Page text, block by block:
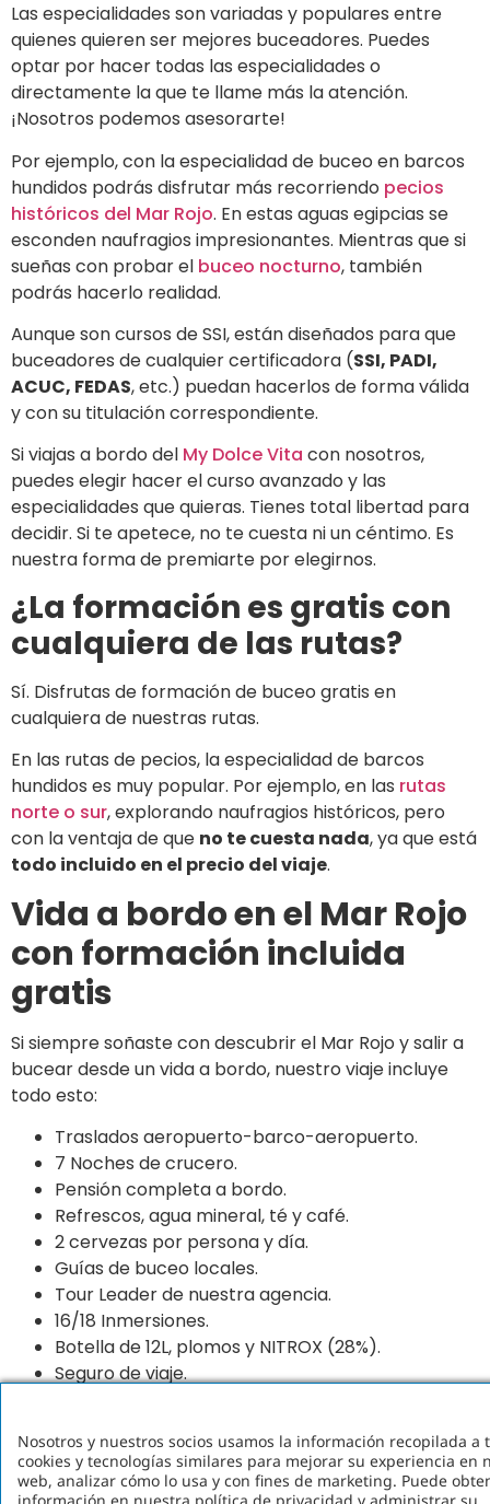
Las especialidades son variadas y populares entre
quienes quieren ser mejores buceadores. Puedes
optar por hacer todas las especialidades o
directamente la que te llame más la atención.
¡Nosotros podemos asesorarte!
Por ejemplo, con la especialidad de buceo en barcos
hundidos podrás disfrutar más recorriendo pecios
históricos del Mar Rojo. En estas aguas egipcias se
esconden naufragios impresionantes. Mientras que si
sueñas con probar el buceo nocturno, también
podrás hacerlo realidad.
Aunque son cursos de SSI, están diseñados para que
buceadores de cualquier certificadora (SSI, PADI,
ACUC, FEDAS, etc.) puedan hacerlos de forma válida
y con su titulación correspondiente.
Si viajas a bordo del My Dolce Vita con nosotros,
puedes elegir hacer el curso avanzado y las
especialidades que quieras. Tienes total libertad para
decidir. Si te apetece, no te cuesta ni un céntimo. Es
nuestra forma de premiarte por elegirnos.
¿La formación es gratis con
cualquiera de las rutas?
Sí. Disfrutas de formación de buceo gratis en
cualquiera de nuestras rutas.
En las rutas de pecios, la especialidad de barcos
hundidos es muy popular. Por ejemplo, en las rutas
norte o sur, explorando naufragios históricos, pero
con la ventaja de que no te cuesta nada, ya que está
todo incluido en el precio del viaje.
Vida a bordo en el Mar Rojo
con formación incluida
gratis
Si siempre soñaste con descubrir el Mar Rojo y salir a
bucear desde un vida a bordo, nuestro viaje incluye
todo esto:
Traslados aeropuerto-barco-aeropuerto.
7 Noches de crucero.
Pensión completa a bordo.
Refrescos, agua mineral, té y café.
2 cervezas por persona y día.
Guías de buceo locales.
Tour Leader de nuestra agencia.
16/18 Inmersiones.
Botella de 12L, plomos y NITROX (28%).
Seguro de viaje.
todo lo anterior.
Es un viaje ideal para Open Water y para cualquier
Nosotros y nuestros socios usamos la información recopilada a
cookies y tecnologías similares para mejorar su experiencia en
web, analizar cómo lo usa y con fines de marketing. Puede